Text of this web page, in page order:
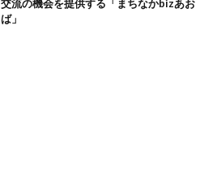
交流の機会を提供する「まちなかbizあお
ば」